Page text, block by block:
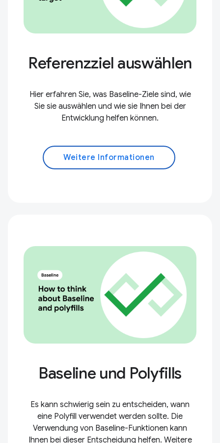
Referenzziel auswählen
Hier erfahren Sie, was Baseline-Ziele sind, wie
Sie sie auswählen und wie sie Ihnen bei der
Entwicklung helfen können.
Weitere Informationen
Baseline und Polyfills
Es kann schwierig sein zu entscheiden, wann
eine Polyfill verwendet werden sollte. Die
Verwendung von Baseline-Funktionen kann
Ihnen bei dieser Entscheidung helfen. Weitere